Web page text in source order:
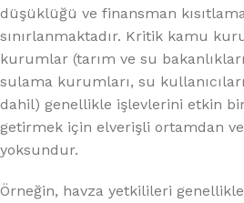
düşüklüğü ve finansman
sınırlanmaktadır. Kritik kamu
kurumlar (tarım ve su
sulama kurumları, su
dahil) genellikle işlevlerini etkin
getirmek için elverişli ortamdan
yoksundur.
Örneğin, havza yetkilileri genellikle